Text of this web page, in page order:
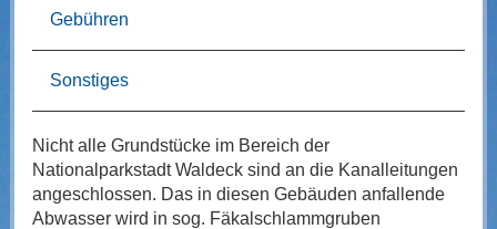
Gebühren
Sonstiges
Nicht alle Grundstücke im Bereich der
Nationalparkstadt Waldeck sind an die Kanalleitungen
angeschlossen. Das in diesen Gebäuden anfallende
Abwasser wird in sog. Fäkalschlammgruben